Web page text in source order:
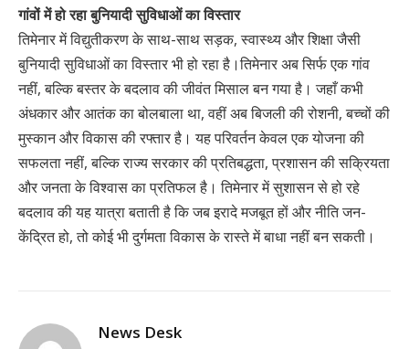
गांवों में हो रहा बुनियादी सुविधाओं का विस्तार
तिमेनार में विद्युतीकरण के साथ-साथ सड़क, स्वास्थ्य और शिक्षा जैसी
बुनियादी सुविधाओं का विस्तार भी हो रहा है।तिमेनार अब सिर्फ एक गांव
नहीं, बल्कि बस्तर के बदलाव की जीवंत मिसाल बन गया है। जहाँ कभी
अंधकार और आतंक का बोलबाला था, वहीं अब बिजली की रोशनी, बच्चों की
मुस्कान और विकास की रफ्तार है। यह परिवर्तन केवल एक योजना की
सफलता नहीं, बल्कि राज्य सरकार की प्रतिबद्धता, प्रशासन की सक्रियता
और जनता के विश्वास का प्रतिफल है। तिमेनार में सुशासन से हो रहे
बदलाव की यह यात्रा बताती है कि जब इरादे मजबूत हों और नीति जन-
केंद्रित हो, तो कोई भी दुर्गमता विकास के रास्ते में बाधा नहीं बन सकती।
News Desk